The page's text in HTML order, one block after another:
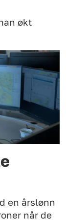
økt
en årslønn
når de